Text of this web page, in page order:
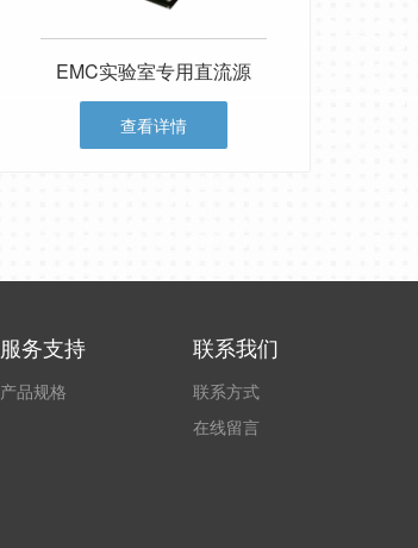
EMC实验室专用直流源
查看详情
服务支持
产品规格
联系我们
联系方式
在线留言